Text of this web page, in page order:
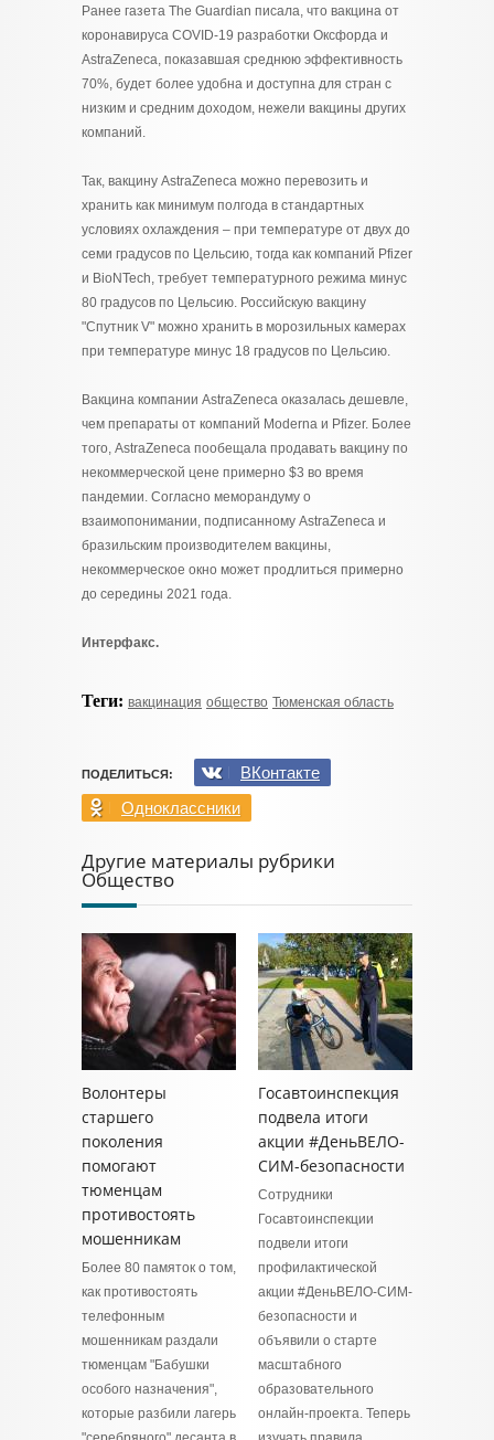
Ранее газета The Guardian писала, что вакцина от
коронавируса COVID-19 разработки Оксфорда и
AstraZeneca, показавшая среднюю эффективность
70%, будет более удобна и доступна для стран с
низким и средним доходом, нежели вакцины других
компаний.
Так, вакцину AstraZeneca можно перевозить и
хранить как минимум полгода в стандартных
условиях охлаждения – при температуре от двух до
семи градусов по Цельсию, тогда как компаний Pfizer
и BioNTech, требует температурного режима минус
80 градусов по Цельсию. Российскую вакцину
"Спутник V" можно хранить в морозильных камерах
при температуре минус 18 градусов по Цельсию.
Вакцина компании AstraZeneca оказалась дешевле,
чем препараты от компаний Moderna и Pfizer. Более
того, AstraZeneca пообещала продавать вакцину по
некоммерческой цене примерно $3 во время
пандемии. Согласно меморандуму о
взаимопонимании, подписанному AstraZeneca и
бразильским производителем вакцины,
некоммерческое окно может продлиться примерно
до середины 2021 года.
Интерфакс.
Теги: вакцинация общество Тюменская область
ПОДЕЛИТЬСЯ:
ВКонтакте
Одноклассники
Другие материалы рубрики
Общество
Волонтеры
старшего
поколения
помогают
тюменцам
противостоять
мошенникам
Более 80 памяток о том,
как противостоять
телефонным
мошенникам раздали
тюменцам "Бабушки
особого назначения",
которые разбили лагерь
Госавтоинспекция
подвела итоги
акции #ДеньВЕЛО-
СИМ-безопасности
Сотрудники
Госавтоинспекции
подвели итоги
профилактической
акции #ДеньВЕЛО-СИМ-
безопасности и
объявили о старте
масштабного
образовательного
онлайн-проекта. Теперь